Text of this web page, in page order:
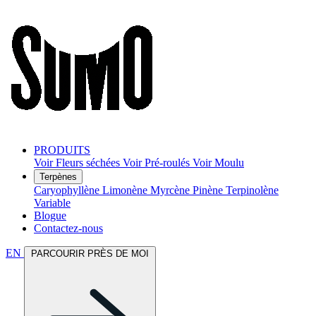
PRODUITS
Voir Fleurs séchées Voir Pré-roulés Voir Moulu
Terpènes
Caryophyllène Limonène Myrcène Pinène Terpinolène
Variable
Blogue
Contactez-nous
EN PARCOURIR PRÈS DE MOI